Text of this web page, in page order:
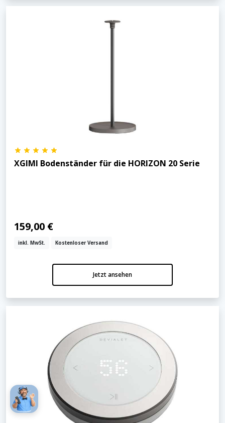
XGIMI Bodenständer für die HORIZON 20 Serie
159,00 €
inkl. MwSt. Kostenloser Versand
Jetzt ansehen